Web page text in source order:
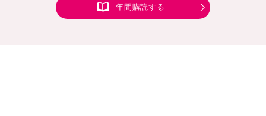
年間購読する